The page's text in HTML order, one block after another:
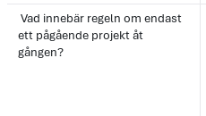
Vad innebär regeln om endast
ett pågående projekt åt
gången?